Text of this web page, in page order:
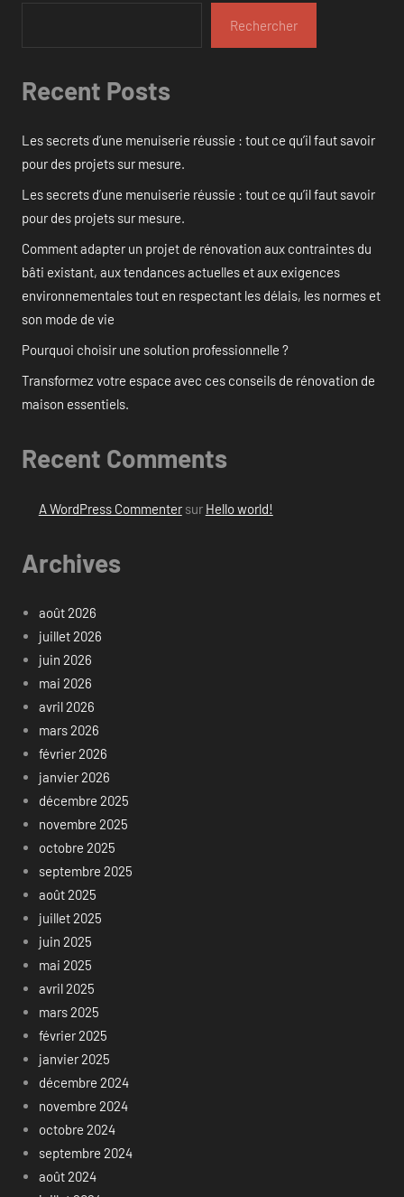
Rechercher
Recent Posts
Les secrets d’une menuiserie réussie : tout ce qu’il faut savoir
pour des projets sur mesure.
Les secrets d’une menuiserie réussie : tout ce qu’il faut savoir
pour des projets sur mesure.
Comment adapter un projet de rénovation aux contraintes du
bâti existant, aux tendances actuelles et aux exigences
environnementales tout en respectant les délais, les normes et
son mode de vie
Pourquoi choisir une solution professionnelle ?
Transformez votre espace avec ces conseils de rénovation de
maison essentiels.
Recent Comments
A WordPress Commentersur Hello world!
Archives
août 2026
juillet 2026
juin 2026
mai 2026
avril 2026
mars 2026
février 2026
janvier 2026
décembre 2025
novembre 2025
octobre 2025
septembre 2025
août 2025
juillet 2025
juin 2025
mai 2025
avril 2025
mars 2025
février 2025
janvier 2025
décembre 2024
novembre 2024
octobre 2024
septembre 2024
août 2024